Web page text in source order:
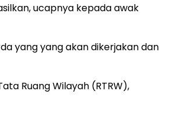
ucapnya kepada awak
yang yang akan dikerjakan dan
Ruang Wilayah (RTRW),